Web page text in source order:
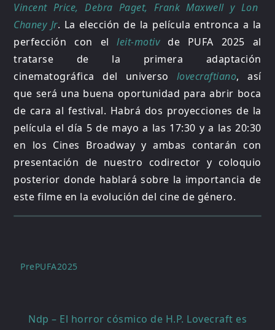
Vincent Price, Debra Paget, Frank Maxwell y Lon
Chaney Jr. La elección de la película entronca a la
perfección con elleit-motivde PUFA 2025 al
tratarse de la primera adaptación
cinematográfica del universo lovecraftiano, así
que será una buena oportunidad para abrir boca
de cara al festival. Habrá dos proyecciones de la
película el día 5 de mayo a las 17:30 y a las 20:30
en los Cines Broadway y ambas contarán con
presentación de nuestro codirector y coloquio
posterior donde hablará sobre la importancia de
este filme en la evolución del cine de género.
PrePUFA2025
Navegación
Ndp – El horror cósmico de H.P. Lovecraft es